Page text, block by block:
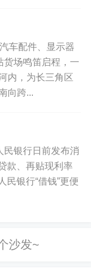
车配件、显示器
货场鸣笛启程，一
内，为长三角区
向跨...
银行日前发布消
款、再贴现利率
民银行“借钱”更便